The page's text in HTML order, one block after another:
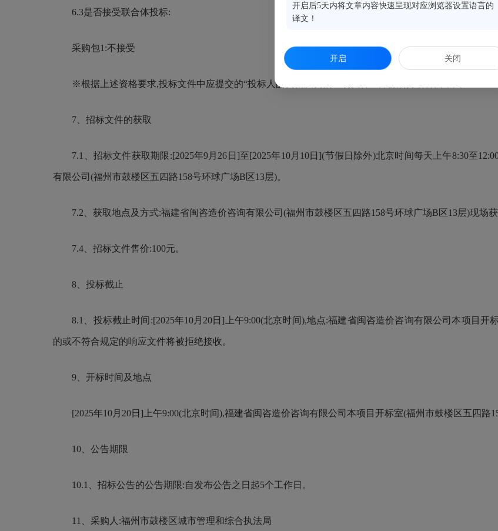
6.3是否接受联合体投标:
采购包1:不接受
※根据上述资格要求,投标文件中应提交的“投标人的资格及资信证明文件”详见招标文件第四章。
7、招标文件的获取
7.1、招标文件获取期限:[2025年9月26日]至[2025年10月10日](节假日除外)北京时间每天上午8:30至
有限公司(福州市鼓楼区五四路158号环球广场B区13层)。
7.2、获取地点及方式:福建省闽咨造价咨询有限公司(福州市鼓楼区五四路158号环球广场B区13层)现场获
7.4、招标文件售价:100元。
8、投标截止
8.1、投标截止时间:[2025年10月20日]上午9:00(北京时间),地点:福建省闽咨造价咨询有限公司本项目开
的或不符合规定的响应文件将被拒绝接收。
9、开标时间及地点
[2025年10月20日]上午9:00(北京时间),福建省闽咨造价咨询有限公司本项目开标室(福州市鼓楼区五四路
10、公告期限
10.1、招标公告的公告期限:自发布公告之日起5个工作日。
11、采购人:福州市鼓楼区城市管理和综合执法局
开启后5天内将文章内容快速呈现对应浏览器设置语言的
译文！
开启 关闭